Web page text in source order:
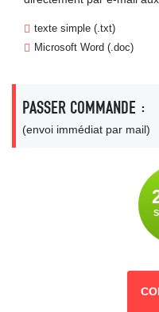
texte simple (.txt)
Microsoft Word (.doc)
PASSER COMMANDE :
(envoi immédiat par mail)